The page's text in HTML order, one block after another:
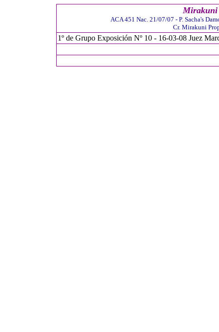
ACA 451 Nac. 21/07/07 - P. Sacha's
Cr. Mirakuni
1º de Grupo Exposición Nº 10 - 16-03-08 Juez